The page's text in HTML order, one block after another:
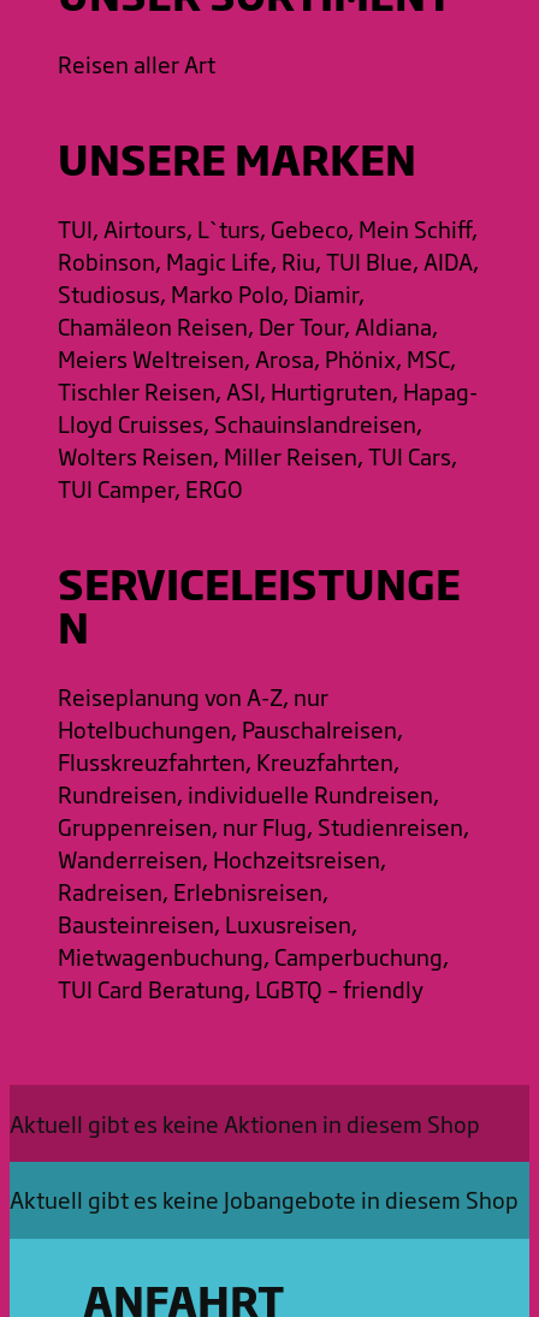
Reisen aller Art
UNSERE MARKEN
TUI, Airtours, L`turs, Gebeco, Mein Schiff,
Robinson, Magic Life, Riu, TUI Blue, AIDA,
Studiosus, Marko Polo, Diamir,
Chamäleon Reisen, Der Tour, Aldiana,
Meiers Weltreisen, Arosa, Phönix, MSC,
Tischler Reisen, ASI, Hurtigruten, Hapag-
Lloyd Cruisses, Schauinslandreisen,
Wolters Reisen, Miller Reisen, TUI Cars,
TUI Camper, ERGO
SERVICELEISTUNGE
N
Reiseplanung von A-Z, nur
Hotelbuchungen, Pauschalreisen,
Flusskreuzfahrten, Kreuzfahrten,
Rundreisen, individuelle Rundreisen,
Gruppenreisen, nur Flug, Studienreisen,
Wanderreisen, Hochzeitsreisen,
Radreisen, Erlebnisreisen,
Bausteinreisen, Luxusreisen,
Mietwagenbuchung, Camperbuchung,
TUI Card Beratung, LGBTQ – friendly
Aktuell gibt es keine Aktionen in diesem Shop
Aktuell gibt es keine Jobangebote in diesem Shop
ANFAHRT